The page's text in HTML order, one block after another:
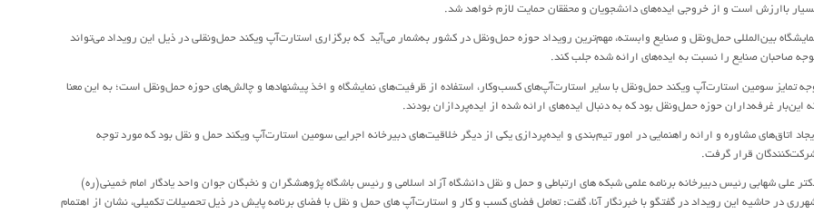
باارزش است و از خروجی ایده‌های دانشجویان و محققان حمایت لازم خواهد شد.
بین‌المللی حمل‌و‌نقل و صنایع وابسته، مهم‌ترین رویداد حوزه حمل‌و‌نقل در کشور به‌شمار می‌آید که برگزاری استارت‌آپ ویکند حمل‌و‌نقلی در ذیل این رویداد می‌تواند
صاحبان صنایع را نسبت به ایده‌های ارائه شده جلب کند.
تمایز سومین استارت‌آپ ویکند حمل‌و‌نقل با سایر استارت‌آپ‌های کسب‌و‌کار، استفاده از ظرفیت‌های نمایشگاه و اخذ پیشنهادها و چالش‌های حوزه حمل‌و‌نقل است؛ به این معنا
این‌بار غرفه‌داران حوزه حمل‌و‌نقل بود که به دنبال ایده‌های ارائه شده از ایده‌پردازان بودند.
اتاق‌های مشاوره و ارائه راهنمایی در امور تیم‌بندی و ایده‌پردازی یکی از دیگر خلاقیت‌های دبیرخانه اجرایی سومین استارت‌آپ ویکند حمل و نقل بود که مورد توجه
قرار گرفت.
علی شهابی رئیس دبیرخانه برنامه علمی شبکه های ارتباطی و حمل و نقل دانشگاه آزاد اسلامی و رئیس باشگاه پژوهشگران و نخبگان جوان واحد یادگار امام خمینی(ره)
در حاشیه این رویداد در گفتگو با خبرنگار آنا، گفت: تعامل فضای کسب و کار و استارت‌آپ های حمل و نقل با فضای برنامه پایش در ذیل تحصیلات تکمیلی، نشان از اهتمام